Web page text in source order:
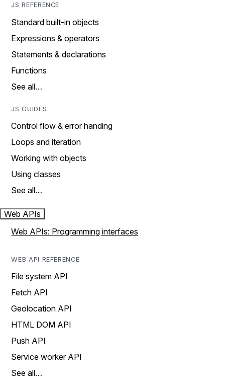
JS REFERENCE
Standard built-in objects
Expressions & operators
Statements & declarations
Functions
See all…
JS GUIDES
Control flow & error handing
Loops and iteration
Working with objects
Using classes
See all…
Web APIs
Web APIs: Programming interfaces
WEB API REFERENCE
File system API
Fetch API
Geolocation API
HTML DOM API
Push API
Service worker API
See all…